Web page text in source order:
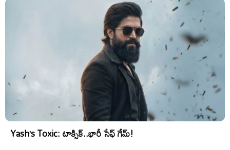
Yash’s Toxic: టాక్సిక్..భారీ సేఫ్ గేమ్!